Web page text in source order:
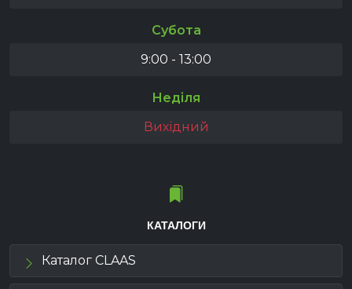
Субота
9:00 - 13:00
Неділя
Вихідний
КАТАЛОГИ
Каталог CLAAS